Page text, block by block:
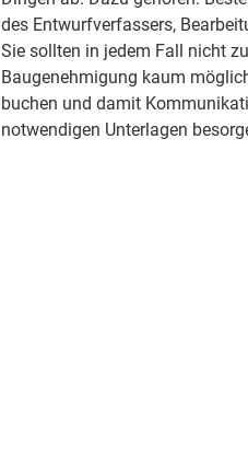
des Entwurfverfassers,
Sie sollten in jedem Fall nicht
Baugenehmigung kaum
buchen und damit
notwendigen Unterlagen